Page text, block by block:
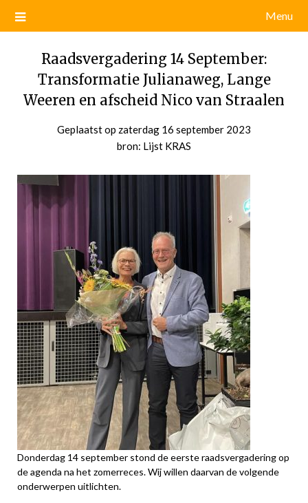
Menu
Raadsvergadering 14 September:
Transformatie Julianaweg, Lange
Weeren en afscheid Nico van Straalen
Geplaatst op zaterdag 16 september 2023
bron: Lijst KRAS
Donderdag 14 september stond de eerste raadsvergadering op
de agenda na het zomerreces. Wij willen daarvan de volgende
onderwerpen uitlichten.